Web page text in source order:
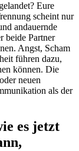
Eure
scheint nur
andauernde
beide Partner
Angst, Scham
führen dazu,
können. Die
neuen
als der
es jetzt